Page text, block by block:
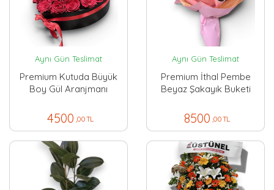
Aynı Gün Teslimat
Premium Kutuda Büyük
Boy Gül Aranjmanı
4500 ,00 TL
Aynı Gün Teslimat
Premium İthal Pembe
Beyaz Şakayık Buketi
8500 ,00 TL